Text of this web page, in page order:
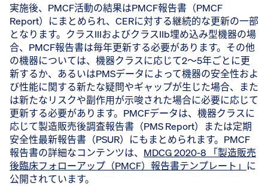
実施後、PMCF活動の結果はPMCF報告書（PMCF
Report）にまとめられ、CERに対する継続的な更新の一部
となります。クラスIIIおよびクラスIIb埋め込み型機器の場
合、PMCF報告書は毎年更新する必要があります。その他
の機器については、機器クラスに応じて2〜5年ごとに更
新するか、あるいはPMSデータによって機器の安全性およ
び性能に関する新たな疑問やギャップが生じた場合、また
は新たなリスクや副作用が示唆された場合に必要に応じて
更新する必要があります。PMCFデータは、機器クラスに
応じて製造販売後調査報告書（PMS Report）または定期
安全性最新報告書（PSUR）にもまとめられます。PMCF
報告書の詳細なコンテンツは、 MDCG 2020-8 「製造販売
後臨床フォローアップ（PMCF）報告書テンプレート」 に
公開されています。